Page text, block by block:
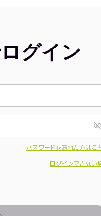
グイン
パスワードを忘れた方はこ
ログインできない